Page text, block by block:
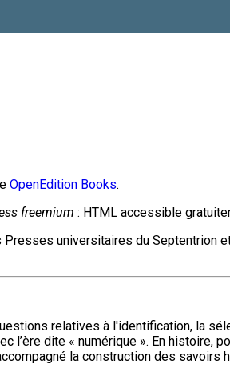
OpenEdition Books.
freemium : HTML accessible
universitaires du Septentrion
relatives à l'identification, la
dite « numérique ». En histoire,
la construction des savoirs